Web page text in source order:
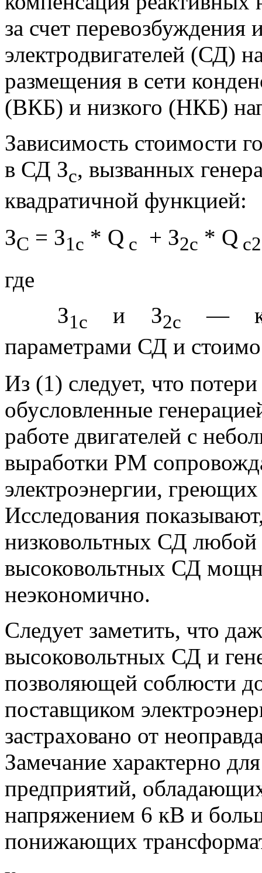
за счет
электродвигателей (СД)
размещения в сети
(ВКБ) и низкого (НКБ)
Зависимость стоимости
в СД Зс, вызванных
квадратичной функцией:
ЗС = З1с * Q с + З2с * Q с2
где
З1с и З2с
—
параметрами СД и
Из (1) следует, что
обусловленные
работе двигателей с
выработки РМ
электроэнергии,
Исследования
низковольтных СД
высоковольтных СД
неэкономично.
Следует заметить, что
высоковольтных СД и
позволяющей соблюсти
поставщиком
застраховано от
Замечание характерно
предприятий,
напряжением 6 кВ и
понижающих